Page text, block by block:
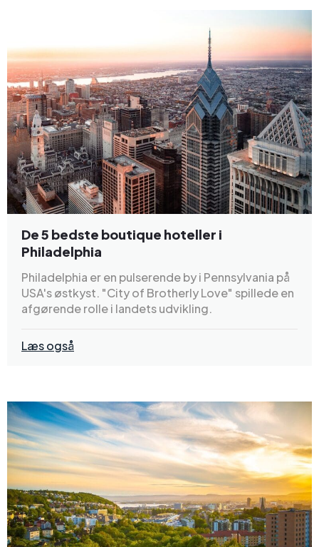
De 5 bedste boutique hoteller i
Philadelphia
Philadelphia er en pulserende by i Pennsylvania på
USA's østkyst. "City of Brotherly Love" spillede en
afgørende rolle i landets udvikling.
Læs også